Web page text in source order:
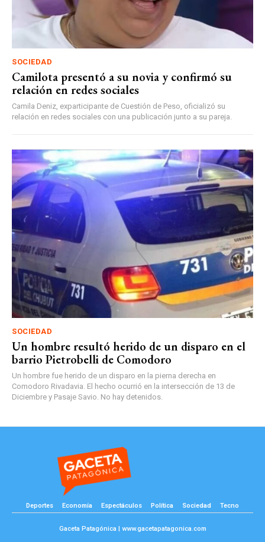
SOCIEDAD
Camilota presentó a su novia y confirmó su
relación en redes sociales
Camila Deniz, exparticipante de Cuestión de Peso, oficializó su
relación en redes sociales con una publicación junto a su pareja.
SOCIEDAD
Un hombre resultó herido de un disparo en el
barrio Pietrobelli de Comodoro
Un hombre fue herido de un disparo en la pierna derecha en
Comodoro Rivadavia. El hecho ocurrió en la intersección de 13 de
Diciembre y Pasaje Savio. No hay detenidos.
Deportes Economía Espectáculos Política Sociedad Tecno
Gaceta Patagónica | www.gacetapatagonica.com